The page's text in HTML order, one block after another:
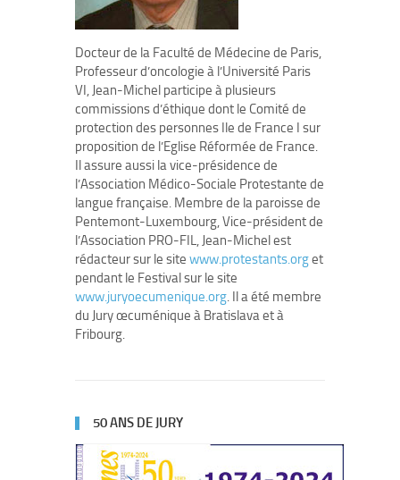
Docteur de la Faculté de Médecine de Paris,
Professeur d’oncologie à l’Université Paris
VI, Jean-Michel participe à plusieurs
commissions d’éthique dont le Comité de
protection des personnes Ile de France I sur
proposition de l’Eglise Réformée de France.
Il assure aussi la vice-présidence de
l’Association Médico-Sociale Protestante de
langue française. Membre de la paroisse de
Pentemont-Luxembourg, Vice-président de
l’Association PRO-FIL, Jean-Michel est
rédacteur sur le site www.protestants.orget
pendant le Festival sur le site
www.juryoecumenique.org. Il a été membre
du Jury œcuménique à Bratislava et à
Fribourg.
50 ANS DE JURY